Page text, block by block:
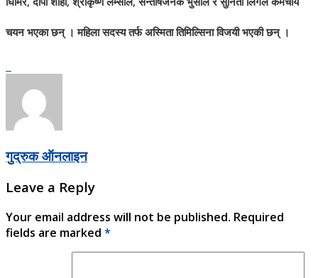
चयन भएका छन् । महिला सदस्य तर्फ अस्मिता तिमिल्सिना विजयी भएकी छन् ।
गुद्रुक ऑनलाइन
Leave a Reply
Your email address will not be published. Required
fields are marked *